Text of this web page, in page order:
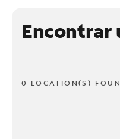
Encontrar
0 LOCATION(S)